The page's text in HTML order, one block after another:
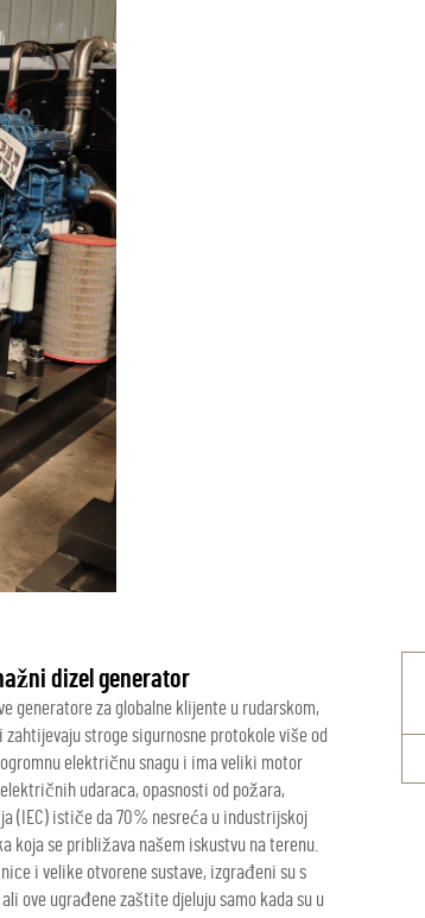
dizel generator
generatore za globalne klijente u rudarskom,
stroge sigurnosne protokole više od
električnu snagu i ima veliki motor
udaraca, opasnosti od požara,
(IEC) ističe da 70% nesreća u industrijskoj
se približava našem iskustvu na terenu.
i velike otvorene sustave, izgrađeni su s
ove ugrađene zaštite djeluju samo kada su u